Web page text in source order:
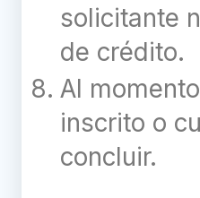
solicitante
de crédito.
Al
inscrito o
concluir.